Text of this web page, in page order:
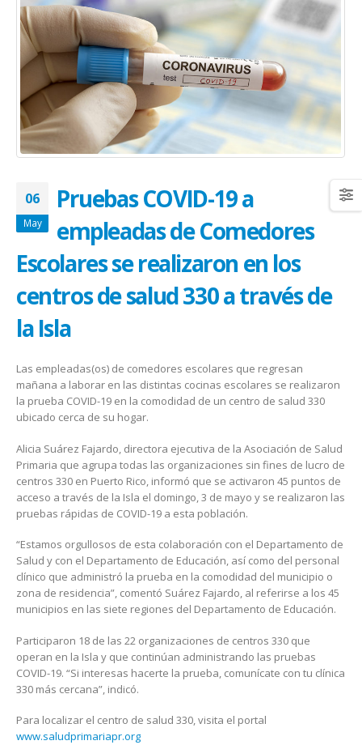
06
May
Pruebas COVID-19 a
empleadas de Comedores
Escolares se realizaron en los
centros de salud 330 a través de
la Isla
Las empleadas(os) de comedores escolares que regresan
mañana a laborar en las distintas cocinas escolares se realizaron
la prueba COVID-19 en la comodidad de un centro de salud 330
ubicado cerca de su hogar.
Alicia Suárez Fajardo, directora ejecutiva de la Asociación de Salud
Primaria que agrupa todas las organizaciones sin fines de lucro de
centros 330 en Puerto Rico, informó que se activaron 45 puntos de
acceso a través de la Isla el domingo, 3 de mayo y se realizaron las
pruebas rápidas de COVID-19 a esta población.
“Estamos orgullosos de esta colaboración con el Departamento de
Salud y con el Departamento de Educación, así como del personal
clínico que administró la prueba en la comodidad del municipio o
zona de residencia”, comentó Suárez Fajardo, al referirse a los 45
municipios en las siete regiones del Departamento de Educación.
Participaron 18 de las 22 organizaciones de centros 330 que
operan en la Isla y que continúan administrando las pruebas
COVID-19. “Si interesas hacerte la prueba, comunícate con tu clínica
330 más cercana”, indicó.
Para localizar el centro de salud 330, visita el portal
www.saludprimariapr.org
abrazar la salud
May 28, 2026